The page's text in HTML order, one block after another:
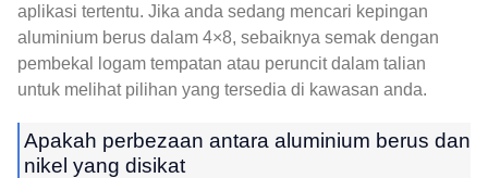
aplikasi tertentu. Jika anda sedang mencari kepingan
aluminium berus dalam 4×8, sebaiknya semak dengan
pembekal logam tempatan atau peruncit dalam talian
untuk melihat pilihan yang tersedia di kawasan anda.
Apakah perbezaan antara aluminium berus dan
nikel yang disikat